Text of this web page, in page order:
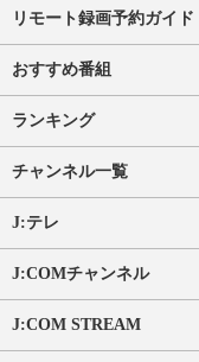
リモート録画予約ガイド
おすすめ番組
ランキング
チャンネル一覧
J:テレ
J:COMチャンネル
J:COM STREAM